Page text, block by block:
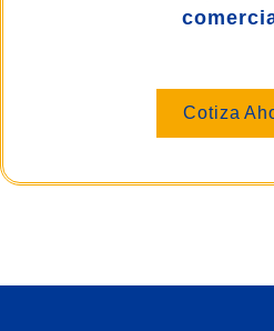
Cotiza